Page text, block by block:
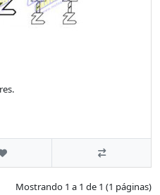
Mostrando 1 a 1 de 1 (1 páginas)